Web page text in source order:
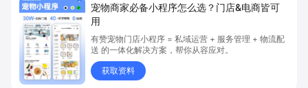
宠物商家必备小程序怎么选？门店&电商皆可
用
有赞宠物门店小程序 = 私域运营 + 服务管理 + 物流配
送 的一体化解决方案，帮你从容应对。
获取资料